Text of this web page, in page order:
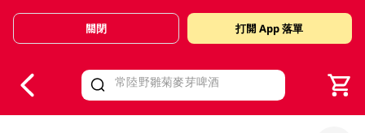
Valid Until 30 June 2026
關閉 打開 App 落單